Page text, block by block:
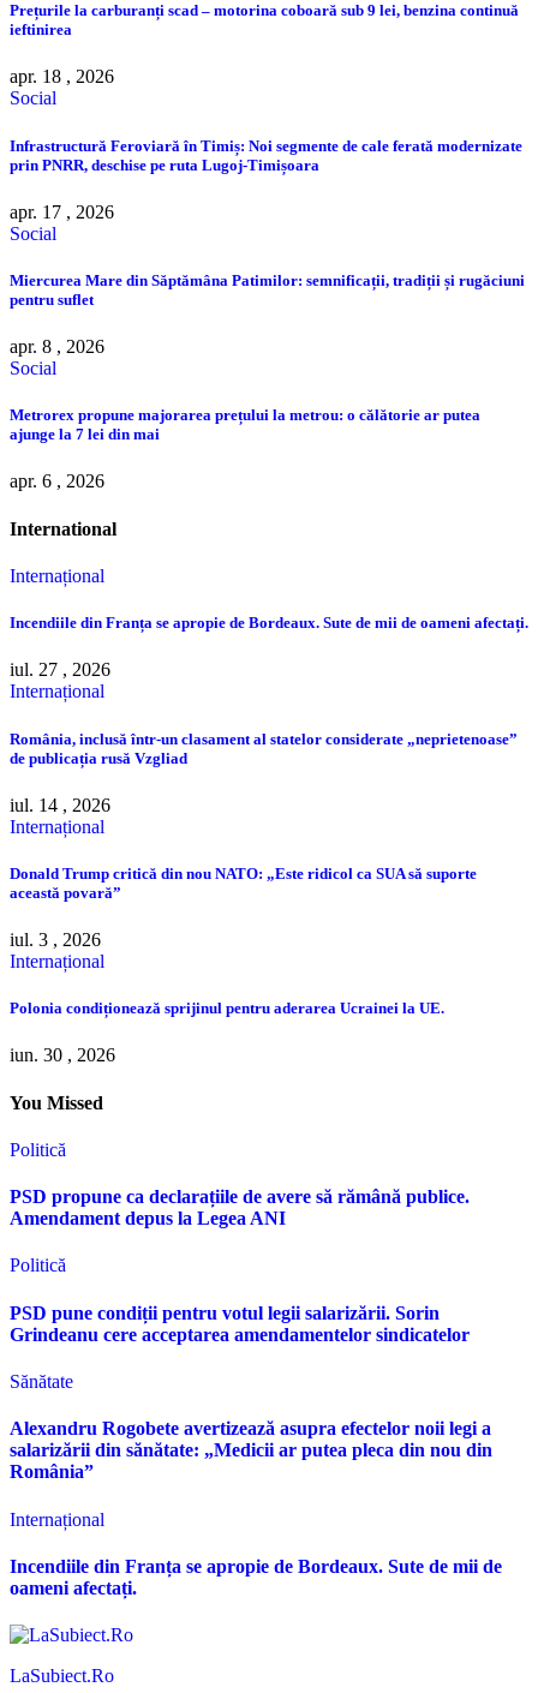
Prețurile la carburanți scad – motorina coboară sub 9 lei, benzina continuă
ieftinirea
apr. 18 , 2026
Social
Infrastructură Feroviară în Timiș: Noi segmente de cale ferată modernizate
prin PNRR, deschise pe ruta Lugoj-Timișoara
apr. 17 , 2026
Social
Miercurea Mare din Săptămâna Patimilor: semnificații, tradiții și rugăciuni
pentru suflet
apr. 8 , 2026
Social
Metrorex propune majorarea prețului la metrou: o călătorie ar putea
ajunge la 7 lei din mai
apr. 6 , 2026
International
Internațional
Incendiile din Franța se apropie de Bordeaux. Sute de mii de oameni afectați.
iul. 27 , 2026
Internațional
România, inclusă într-un clasament al statelor considerate „neprietenoase”
de publicația rusă Vzgliad
iul. 14 , 2026
Internațional
Donald Trump critică din nou NATO: „Este ridicol ca SUA să suporte
această povară”
iul. 3 , 2026
Internațional
Polonia condiționează sprijinul pentru aderarea Ucrainei la UE.
iun. 30 , 2026
You Missed
Politică
PSD propune ca declarațiile de avere să rămână publice.
Amendament depus la Legea ANI
Politică
PSD pune condiții pentru votul legii salarizării. Sorin
Grindeanu cere acceptarea amendamentelor sindicatelor
Sănătate
Alexandru Rogobete avertizează asupra efectelor noii legi a
salarizării din sănătate: „Medicii ar putea pleca din nou din
România”
Internațional
Incendiile din Franța se apropie de Bordeaux. Sute de mii de
oameni afectați.
LaSubiect.Ro